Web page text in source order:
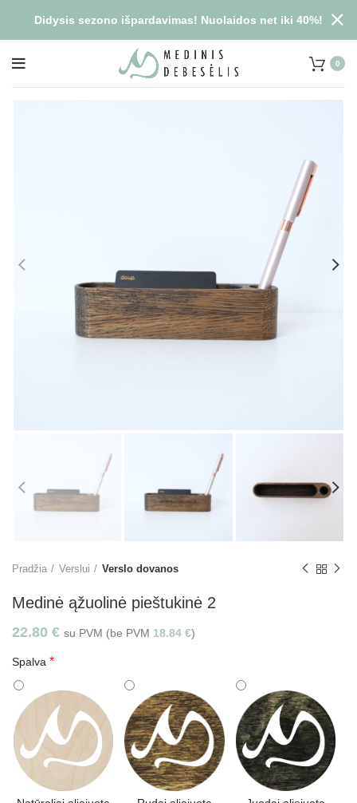
0
Pradžia Verslui Verslo dovanos
Medinė ąžuolinė pieštukinė 2
22.80 € su PVM (be PVM 18.84 €)
Spalva *
Didysis sezono išpardavimas! Nuolaidos net iki 40%!